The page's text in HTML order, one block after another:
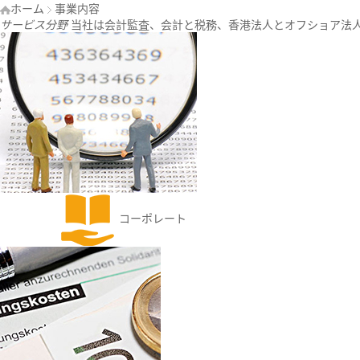
ホーム
事業内容
サービス分野 当社は会計監査、会計と税務、香港法人とオフショア
コーポレート